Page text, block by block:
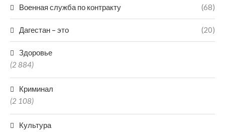
Военная служба по контракту (68)
Дагестан – это (20)
Здоровье
(2 884)
Криминал
(2 108)
Культура